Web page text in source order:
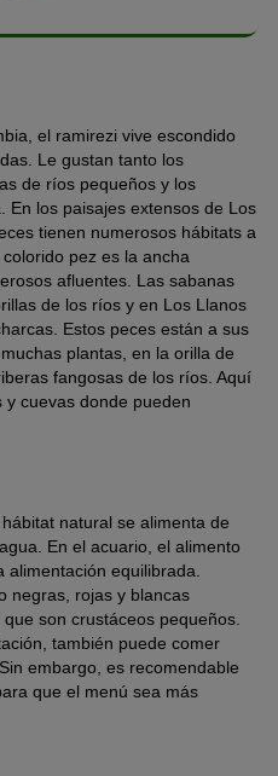
el ramirezi vive escondido
Le gustan tanto los
de ríos pequeños y los
En los paisajes extensos de Los
tienen numerosos hábitats a
pez es la ancha
afluentes. Las sabanas
de los ríos y en Los Llanos
Estos peces están a sus
plantas, en la orilla de
fangosas de los ríos. Aquí
cuevas donde pueden
natural se alimenta de
En el acuario, el alimento
alimentación equilibrada.
negras, rojas y blancas
son crustáceos pequeños.
también puede comer
embargo, es recomendable
que el menú sea más